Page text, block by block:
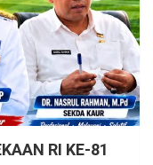
RI KE-81